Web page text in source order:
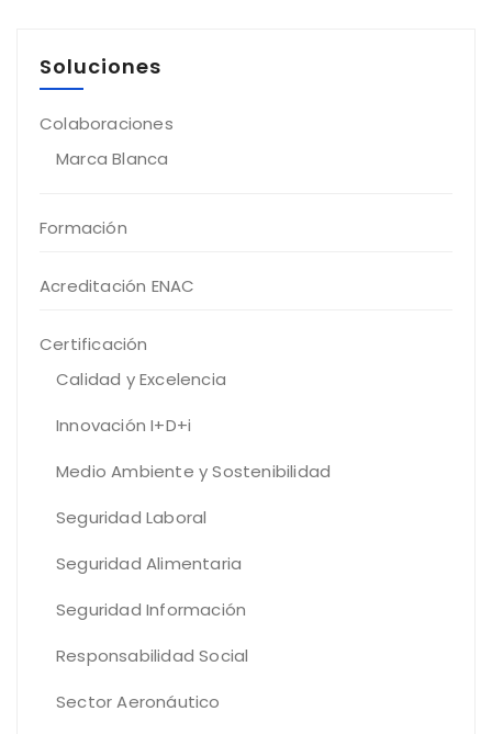
Soluciones
Colaboraciones
Marca Blanca
Formación
Acreditación ENAC
Certificación
Calidad y Excelencia
Innovación I+D+i
Medio Ambiente y Sostenibilidad
Seguridad Laboral
Seguridad Alimentaria
Seguridad Información
Responsabilidad Social
Sector Aeronáutico